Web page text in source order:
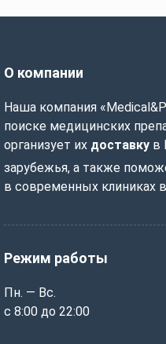
О компании
Наша компания
поиске медицинских
организует их доставку в
зарубежья, а также
в современных клиниках
Режим работы
Пн. — Вс.
с 8:00 до 22:00